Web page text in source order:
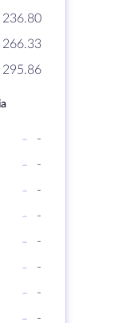
-
-
-
-
-
-
-
-
-
-
-
-
-
-
-
-